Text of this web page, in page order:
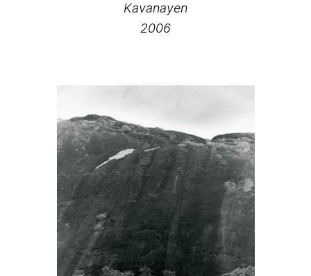
Kavanayen
2006